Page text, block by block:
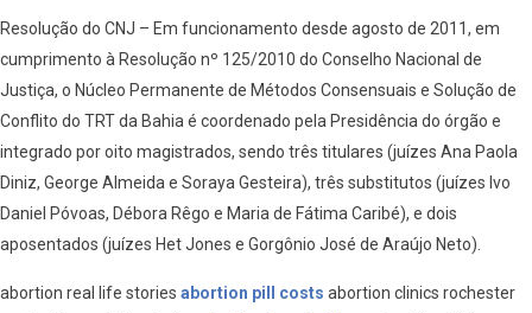
Resolução do CNJ – Em funcionamento desde agosto de 2011, em
cumprimento à Resolução nº 125/2010 do Conselho Nacional de
Justiça, o Núcleo Permanente de Métodos Consensuais e Solução de
Conflito do TRT da Bahia é coordenado pela Presidência do órgão e
integrado por oito magistrados, sendo três titulares (juízes Ana Paola
Diniz, George Almeida e Soraya Gesteira), três substitutos (juízes Ivo
Daniel Póvoas, Débora Rêgo e Maria de Fátima Caribé), e dois
aposentados (juízes Het Jones e Gorgônio José de Araújo Neto).
abortion real life stories abortion pill costs abortion clinics rochester